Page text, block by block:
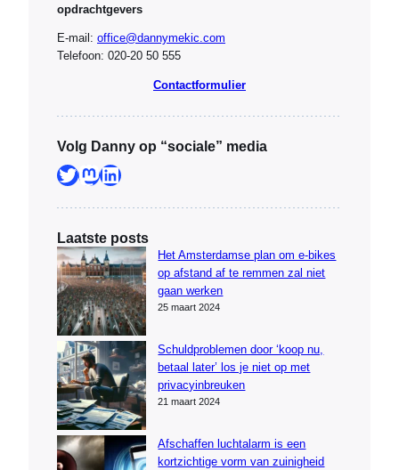
opdrachtgevers
E-mail: office@dannymekic.com
Telefoon: 020-20 50 555
Contactformulier
Volg Danny op “sociale” media
Twitter Mastodon LinkedIn
Laatste posts
Het Amsterdamse plan om e-bikes
op afstand af te remmen zal niet
gaan werken
25 maart 2024
Schuldproblemen door ‘koop nu,
betaal later’ los je niet op met
privacyinbreuken
21 maart 2024
Afschaffen luchtalarm is een
kortzichtige vorm van zuinigheid